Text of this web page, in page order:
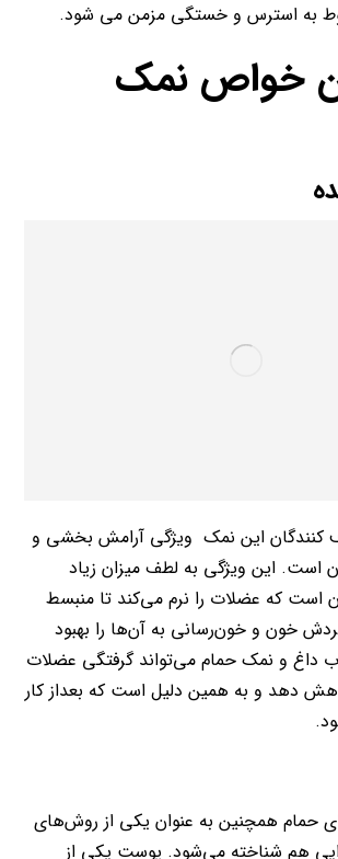
به استرس و خستگی مزمن می شود.
خواص نمک
کنندگان این نمک ویژگی آرامش بخشی و
است. این ویژگی به لطف میزان زیاد
است که عضلات را نرم می‌کند تا منبسط
خون و خون‌رسانی به آن‌ها را بهبود
داغ و نمک حمام می‌تواند گرفتگی عضلات
دهد و به همین دلیل است که بعداز کار
حمام همچنین به عنوان یکی از روش‌های
هم شناخته می‌شود. پوست یکی از